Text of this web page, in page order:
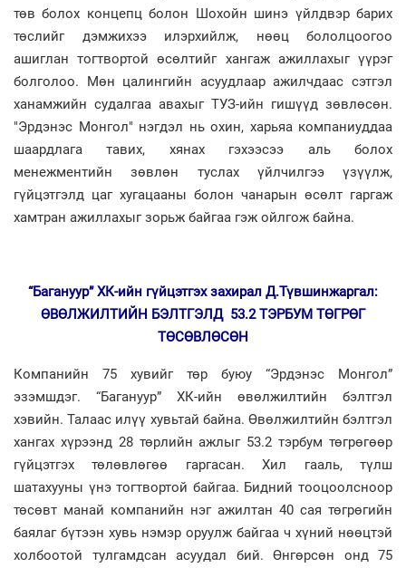
төв болох концепц болон Шохойн шинэ үйлдвэр барих
төслийг дэмжихээ илэрхийлж, нөөц бололцоогоо
ашиглан тогтвортой өсөлтийг хангаж ажиллахыг үүрэг
болголоо. Мөн цалингийн асуудлаар ажилчдаас сэтгэл
ханамжийн судалгаа авахыг ТУЗ-ийн гишүүд зөвлөсөн.
"Эрдэнэс Монгол" нэгдэл нь охин, харьяа компаниуддаа
шаардлага тавих, хянах гэхээсээ аль болох
менежментийн зөвлөн туслах үйлчилгээ үзүүлж,
гүйцэтгэлд цаг хугацааны болон чанарын өсөлт гаргаж
хамтран ажиллахыг зорьж байгаа гэж ойлгож байна.
“Багануур” ХК-ийн гүйцэтгэх захирал Д.Түвшинжаргал:
ӨВӨЛЖИЛТИЙН БЭЛТГЭЛД 53.2 ТЭРБУМ ТӨГРӨГ
ТӨСӨВЛӨСӨН
Компанийн 75 хувийг төр буюу “Эрдэнэс Монгол”
эзэмшдэг. “Багануур” ХК-ийн өвөлжилтийн бэлтгэл
хэвийн. Талаас илүү хувьтай байна. Өвөлжилтийн бэлтгэл
хангах хүрээнд 28 төрлийн ажлыг 53.2 тэрбум төгрөгөөр
гүйцэтгэх төлөвлөгөө гаргасан. Хил гааль, түлш
шатахууны үнэ тогтвортой байгаа. Бидний тооцоолсноор
төсөвт манай компанийн нэг ажилтан 40 сая төгрөгийн
баялаг бүтээн хувь нэмэр оруулж байгаа ч хүний нөөцтэй
холбоотой тулгамдсан асуудал бий. Өнгөрсөн онд 75